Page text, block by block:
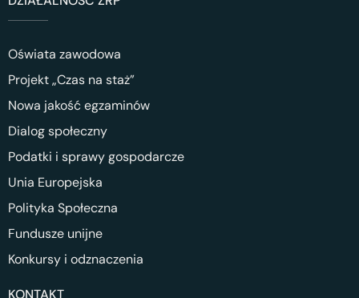
Oświata zawodowa
Projekt „Czas na staż”
Nowa jakość egzaminów
Dialog społeczny
Podatki i sprawy gospodarcze
Unia Europejska
Polityka Społeczna
Fundusze unijne
Konkursy i odznaczenia